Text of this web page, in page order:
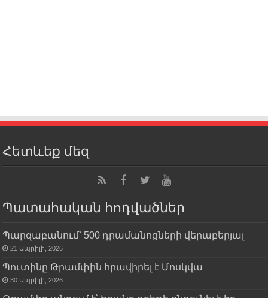
Հետևեք մեզ
Պատահական հոդվածներ
Պարզաբանում՝ 500 դրամանոցների վերաբերյալ
21 Ապրիլի, 2026
Պուտինը Թրամփին հրավիրել է Մոսկվա
30 Ապրիլի, 2026